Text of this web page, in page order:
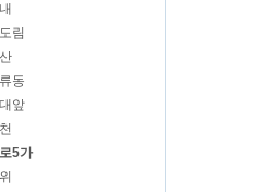
림
동
앞
5가